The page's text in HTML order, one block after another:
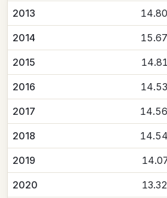
2013
2014
2015
2016
2017
2018
2019
2020